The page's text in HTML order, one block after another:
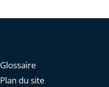
Glossaire
Plan du site